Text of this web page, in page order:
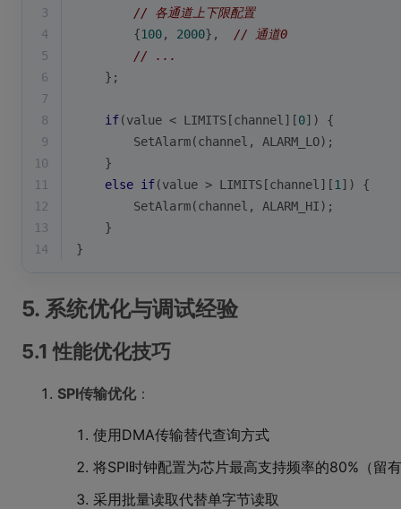
3
// 各通道上下限配置
4
        {
100, 2000}, // 通道0
5
// ...
6
    };
7
8
if(value < LIMITS[channel][0]) {
9
        SetAlarm(channel, ALARM_LO);
10
    }
11
else if(value > LIMITS[channel][1 ]) {
12
        SetAlarm(channel, ALARM_HI);
13
    }
14
}
5. 系统优化与调试经验
5.1 性能优化技巧
SPI传输优化：
使用DMA传输替代查询方式
将SPI时钟配置为芯片最高支持频率的80%（留
采用批量读取代替单字节读取